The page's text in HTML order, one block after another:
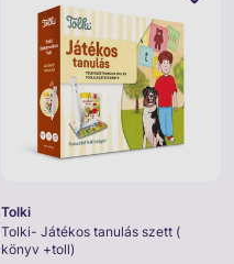
Tolki
Tolki- Játékos tanulás szett (
könyv +toll)